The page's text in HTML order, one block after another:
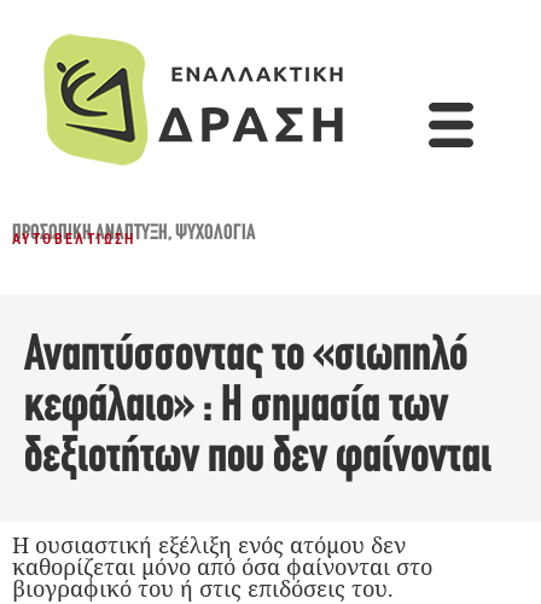
ΠΡΟΣΩΠΙΚΉ ΑΝΆΠΤΥΞΗ,ΨΥΧΟΛΟΓΊΑ
ΑΥΤΟΒΕΛΤΊΩΣΗ
Αναπτύσσοντας το «σιωπηλό
κεφάλαιο» : Η σημασία των
δεξιοτήτων που δεν φαίνονται
Η ουσιαστική εξέλιξη ενός ατόμου δεν
καθορίζεται μόνο από όσα φαίνονται στο
βιογραφικό του ή στις επιδόσεις του.